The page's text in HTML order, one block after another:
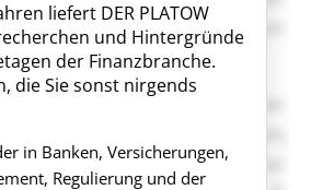
liefert DER PLATOW
und Hintergründe
der Finanzbranche.
die Sie sonst nirgends
in Banken, Versicherungen,
Regulierung und der